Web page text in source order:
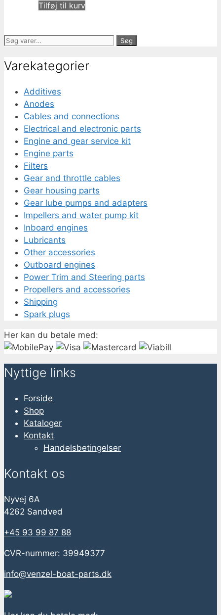
Tilføj til kurv
Søg
Søg
Varekategorier
Additives
Anodes
Cables and connections
Electrical and electronic parts
Engine and gear service kit
Engine parts
Filters
Gear and throttle cables
Gear housing parts
Gear lube pumps and adapters
Impellers and water pump kit
Inboard engines
Lubricants
Other accessories
Outboard engines
Power Trim and Steering parts
Propellers and accessories
Shipping
Spark plugs
Her kan du betale med:
Nyttige links
Forside
Shop
Kataloger
Kontakt
Handelsbetingelser
Kontakt os
Nyvej 6A
4262 Sandved
+45 93 99 87 88
CVR-nummer: 39949377
info@venzel-boat-parts.dk